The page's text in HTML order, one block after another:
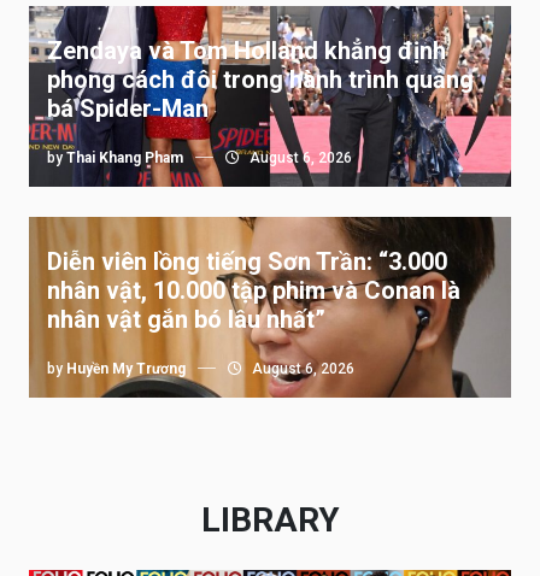
Zendaya và Tom Holland khẳng định
phong cách đôi trong hành trình quảng
bá Spider-Man
by Thai Khang Pham August 6, 2026
Diễn viên lồng tiếng Sơn Trần: “3.000
nhân vật, 10.000 tập phim và Conan là
nhân vật gắn bó lâu nhất”
by Huyền My Trương August 6, 2026
LIBRARY